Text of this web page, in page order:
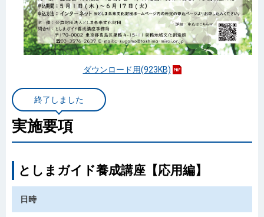
ダウンロード用(923KB)
終了しました
実施要項
としまガイド養成講座【応用編】
日時